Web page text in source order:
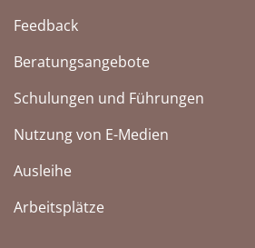
Feedback
Beratungsangebote
Schulungen und Führungen
Nutzung von E-Medien
Ausleihe
Arbeitsplätze